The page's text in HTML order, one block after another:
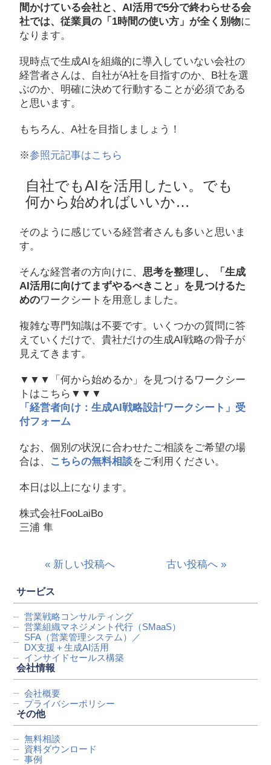
間かけている会社と、AI活用で5分で終わらせる会
社では、従業員の「1時間の使い方」が全く別物に
なります。
現時点で生成AIを組織的に導入していない会社の
経営者さんは、自社がA社を目指すのか、B社を選
ぶのか、明確に決めて行動することが必須である
と思います。
もちろん、A社を目指しましょう！
※参照元記事はこちら
自社でもAIを活用したい。でも
何から始めればいいか…
そのように感じている経営者さんも多いと思いま
す。
そんな経営者の方向けに、思考を整理し、「生成
AI活用に向けてまずやるべきこと」を見つけるた
めのワークシートを用意しました。
複雑な専門知識は不要です。いくつかの質問に答
えていくだけで、貴社だけの生成AI戦略の骨子が
見えてきます。
▼▼▼「何から始めるか」を見つけるワークシー
トはこちら▼▼▼
「経営者向け：生成AI戦略設計ワークシート」受
付フォーム
なお、個別の状況に合わせたご相談をご希望の場
合は、 こちらの無料相談をご利用ください。
本日は以上になります。
株式会社FooLaiBo
三浦 隼
« 新しい投稿へ 古い投稿へ »
サービス
営業戦略コンサルティング
営業組織マネジメント代行 （SMaaS）
SFA（営業管理システム）／
DX支援＋生成AI活用
インサイドセールス構築
会社情報
会社概要
プライバシーポリシー
その他
無料相談
資料ダウンロード
事例